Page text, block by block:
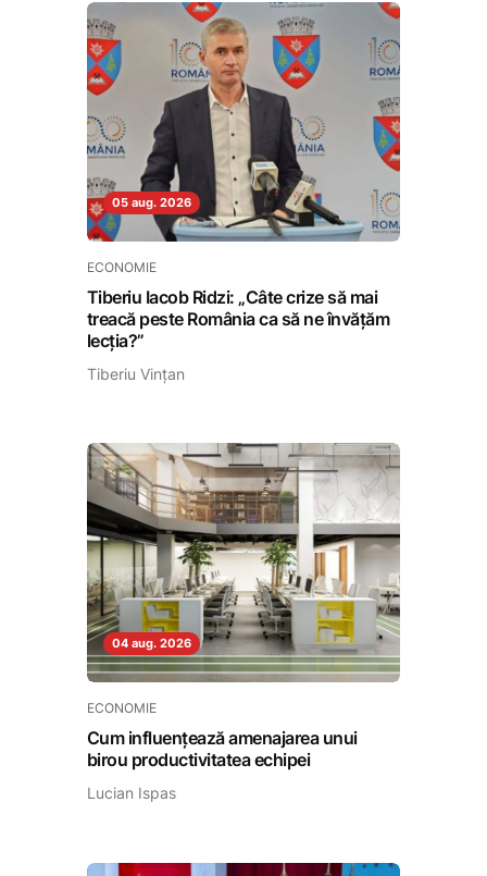
05 aug. 2026
ECONOMIE
Tiberiu Iacob Ridzi: „Câte crize să mai
treacă peste România ca să ne învățăm
lecția?”
Tiberiu Vințan
04 aug. 2026
ECONOMIE
Cum influențează amenajarea unui
birou productivitatea echipei
Lucian Ispas